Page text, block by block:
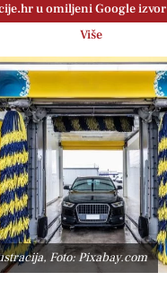
u omiljeni Google izvor
Više
Foto: Pixabay.com